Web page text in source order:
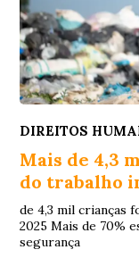
DIREITOS
Mais de 4,3
do trabalho
de 4,3 mil crianças
2025 Mais de 70%
segurança